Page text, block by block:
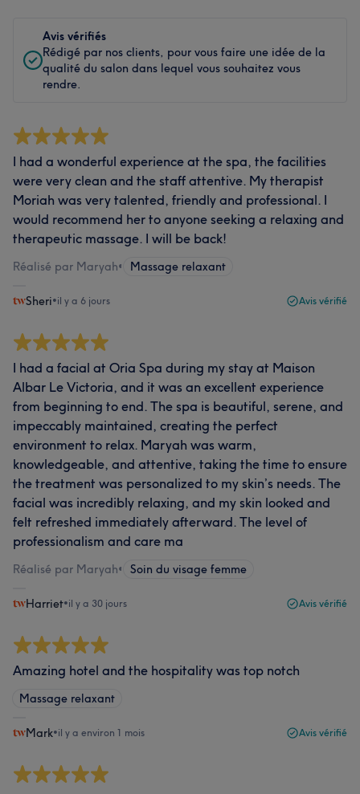
Avis vérifiés
Rédigé par nos clients, pour vous faire une idée de la
qualité du salon dans lequel vous souhaitez vous
rendre.
I had a wonderful experience at the spa, the facilities
were very clean and the staff attentive. My therapist
Moriah was very talented, friendly and professional. I
would recommend her to anyone seeking a relaxing and
therapeutic massage. I will be back!
Réalisé par Maryah• Massage relaxant
Sheri•il y a 6 jours Avis vérifié
I had a facial at Oria Spa during my stay at Maison
Albar Le Victoria, and it was an excellent experience
from beginning to end. The spa is beautiful, serene, and
impeccably maintained, creating the perfect
environment to relax. Maryah was warm,
knowledgeable, and attentive, taking the time to ensure
the treatment was personalized to my skin’s needs. The
facial was incredibly relaxing, and my skin looked and
felt refreshed immediately afterward. The level of
professionalism and care ma
Réalisé par Maryah• Soin du visage femme
Harriet•il y a 30 jours Avis vérifié
Amazing hotel and the hospitality was top notch
Massage relaxant
Mark•il y a environ 1 mois Avis vérifié